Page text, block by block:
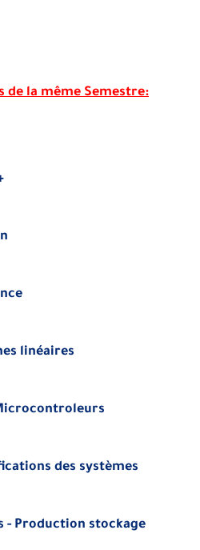
de la même Semestre:
linéaires
des systèmes
- Production stockage